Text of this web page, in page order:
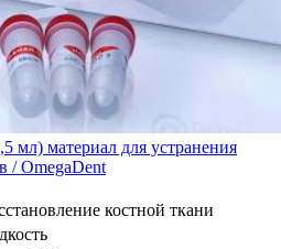
материал для устранения
/ OmegaDent
костной ткани